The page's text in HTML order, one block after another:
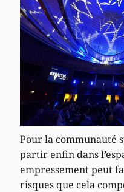
Pour la communauté
partir enfin dans
empressement peut
risques que cela